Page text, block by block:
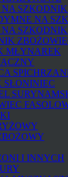
NA
NA
MŁYNAREK
SŁONINIEC
I INNYCH